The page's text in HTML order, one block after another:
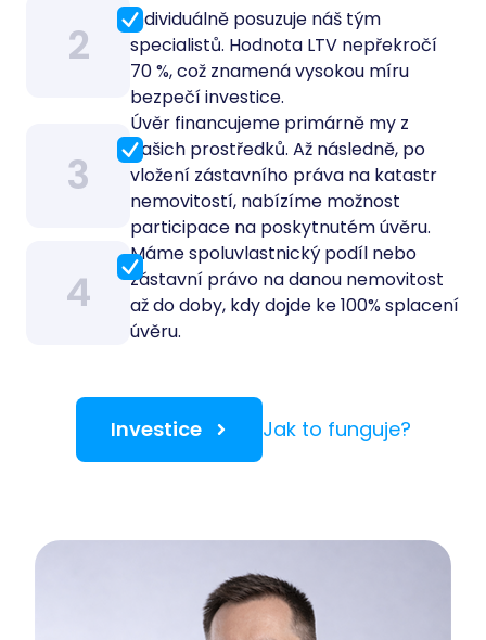
2
individuálně posuzuje náš tým
specialistů. Hodnota LTV nepřekročí
70 %, což znamená vysokou míru
bezpečí investice.
3
Úvěr financujeme primárně my z
našich prostředků. Až následně, po
vložení zástavního práva na katastr
nemovitostí, nabízíme možnost
participace na poskytnutém úvěru.
4
Máme spoluvlastnický podíl nebo
zástavní právo na danou nemovitost
až do doby, kdy dojde ke 100% splacení
úvěru.
Investice Jak to funguje?